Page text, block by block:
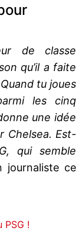
de classe
qu’il a faite
tu joues
les cinq
une idée
Chelsea. Est-
qui semble
journaliste ce
PSG !